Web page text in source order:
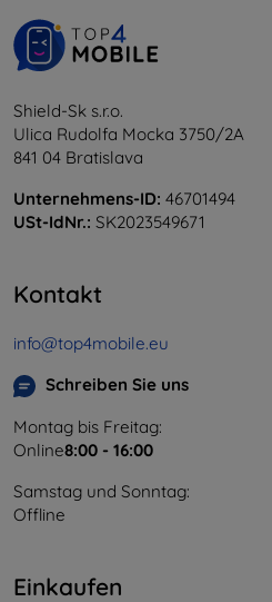
Shield-Sk s.r.o.
Ulica Rudolfa Mocka 3750/2A
841 04 Bratislava
Unternehmens-ID: 46701494
USt-IdNr.: SK2023549671
Kontakt
info@top4mobile.eu
Schreiben Sie uns
Montag bis Freitag:
Online8:00 - 16:00
Samstag und Sonntag:
Offline
Einkaufen